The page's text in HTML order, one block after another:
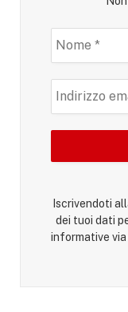
Iscrivendoti
dei tuoi dati
informative